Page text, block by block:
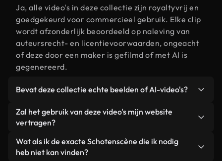
Ja, alle video's in deze collectie zijn royaltyvrij en
goedgekeurd voor commercieel gebruik. Elke clip
wordt afzonderlijk beoordeeld op naleving van
auteursrecht- en licentievoorwaarden, ongeacht
of deze door een maker is gefilmd of met AI is
gegenereerd.
Bevat deze collectie echte beelden of AI-video's?
Beide. Dit is een hybride bibliotheek die bestaat
uit echte, door mensen gefilmde beelden van
video's. Elke video is duidelijk gelabeld, zodat je
altijd weet wat je gebruikt.
Zal het gebruik van deze video's mijn website
vertragen?
Niet als u voor onze geoptimaliseerde versies
kiest. Wij bieden lichtgewicht, webklare formaten
Wat als ik de exacte Schotenscène die ik nodig
heb niet kan vinden?